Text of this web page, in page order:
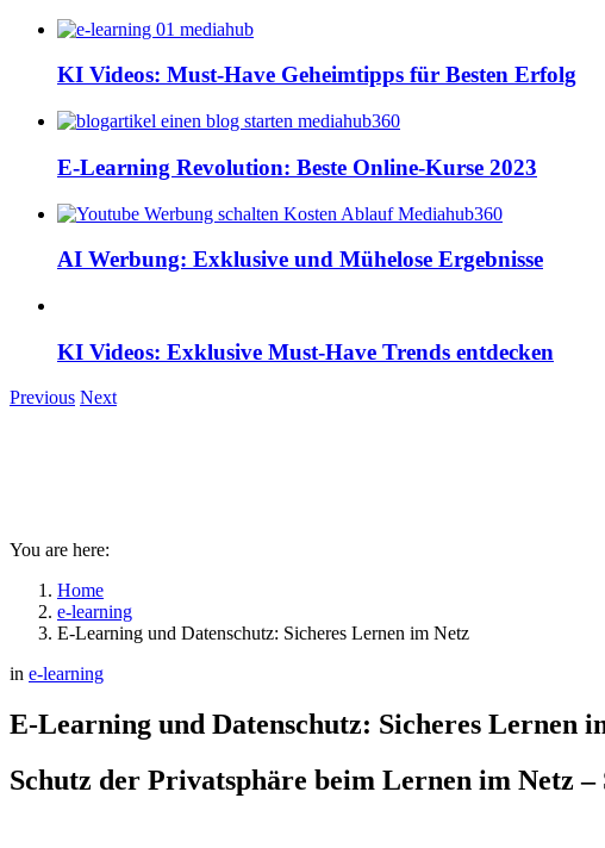
KI Videos: Must-Have Geheimtipps für Besten Erfolg
E-Learning Revolution: Beste Online-Kurse 2023
AI Werbung: Exklusive und Mühelose Ergebnisse
KI Videos: Exklusive Must-Have Trends entdecken
Previous Next
You are here:
Home
e-learning
E-Learning und Datenschutz: Sicheres Lernen im Netz
in e-learning
E-Learning und Datenschutz: Sicheres Lernen
Schutz der Privatsphäre beim Lernen im Netz